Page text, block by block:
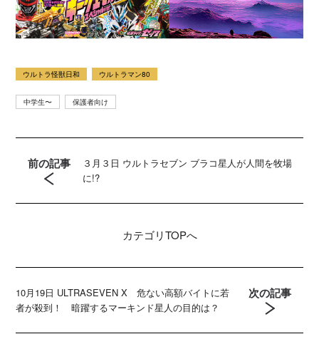
ウルトラ怪獣日和 ウルトラマン80
中学生〜 保護者向け
前の記事
３月３日 ウルトラセブン ブラコ星人が人間を牧場
に!?
カテゴリTOPへ
10月19日 ULTRASEVEN X 危ない高額バイトに若
者が殺到！ 暗躍するマーキンド星人の目的は？
次の記事